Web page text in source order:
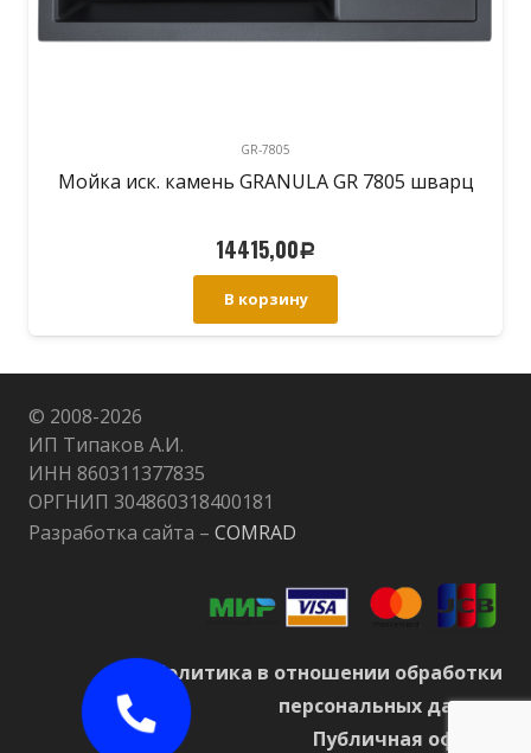
GR-7805
Мойка иск. камень GRANULA GR 7805 шварц
14415,00Р
В корзину
© 2008-2026
ИП Типаков А.И.
ИНН 860311377835
ОРГНИП 304860318400181
Разработка сайта – COMRAD
Политика в отношении обработки
персональных данных
Публичная оферта